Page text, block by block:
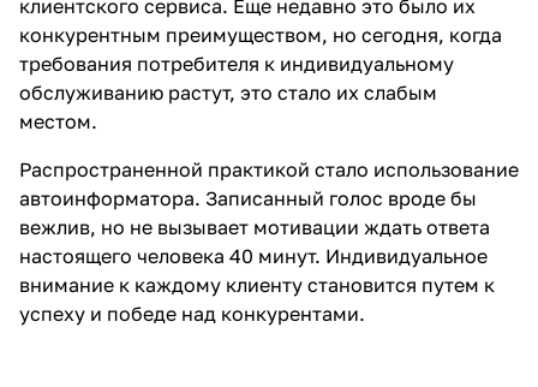
клиентского сервиса. Еще недавно это было их
конкурентным преимуществом, но сегодня, когда
требования потребителя к индивидуальному
обслуживанию растут, это стало их слабым
местом.
Распространенной практикой стало использование
автоинформатора. Записанный голос вроде бы
вежлив, но не вызывает мотивации ждать ответа
настоящего человека 40 минут. Индивидуальное
внимание к каждому клиенту становится путем к
успеху и победе над конкурентами.